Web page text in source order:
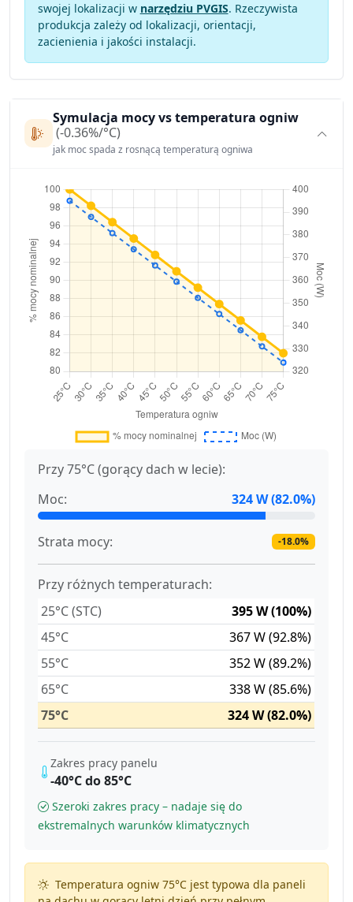
swojej lokalizacji w narzędziu PVGIS. Rzeczywista
produkcja zależy od lokalizacji, orientacji,
zacienienia i jakości instalacji.
Symulacja mocy vs temperatura ogniw
(-0.36%/°C)
jak moc spada z rosnącą temperaturą ogniwa
Przy 75°C (gorący dach w lecie):
Moc:
324 W (82.0%)
Strata mocy: -18.0%
Przy różnych temperaturach:
25°C (STC)
395 W (100%)
45°C
367 W (92.8%)
55°C
352 W (89.2%)
65°C
338 W (85.6%)
75°C
324 W (82.0%)
Zakres pracy panelu
-40°C do 85°C
Szeroki zakres pracy – nadaje się do
ekstremalnych warunków klimatycznych
Temperatura ogniw 75°C jest typowa dla paneli